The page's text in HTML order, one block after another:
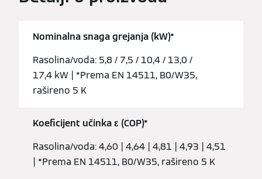
Nominalna snaga grejanja (kW)*
Rasolina/voda: 5,8 / 7,5 / 10,4 / 13,0 /
17,4 kW | *Prema EN 14511, B0/W35,
rašireno 5 K
Koeficijent učinka ε (COP)*
Rasolina/voda: 4,60 | 4,64 | 4,81 | 4,93 | 4,51
| *Prema EN 14511, B0/W35, rašireno 5 K